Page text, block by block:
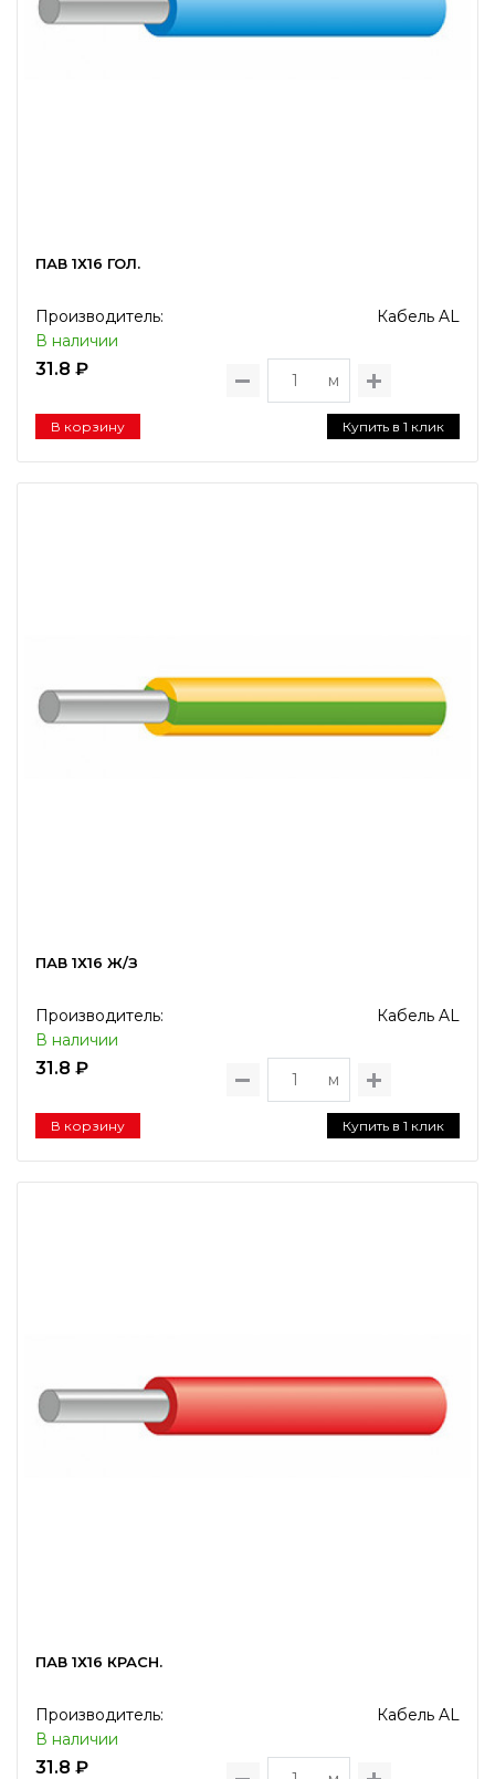
ПАВ 1Х16 ГОЛ.
Производитель:
Кабель AL
В наличии
31.8 ₽
м
В корзину Купить в 1 клик
ПАВ 1Х16 Ж/З
Производитель:
Кабель AL
В наличии
31.8 ₽
м
В корзину Купить в 1 клик
ПАВ 1Х16 КРАСН.
Производитель:
Кабель AL
В наличии
31.8 ₽